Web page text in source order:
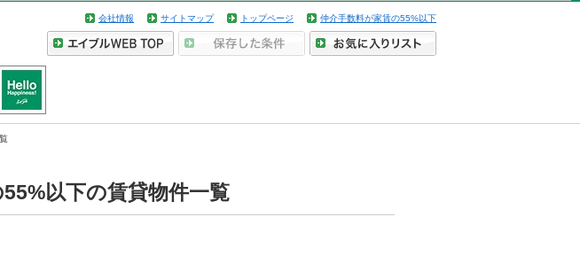
会社情報 サイトマップ トップページ 仲介手数料が家賃の55%以下
以下の賃貸物件一覧